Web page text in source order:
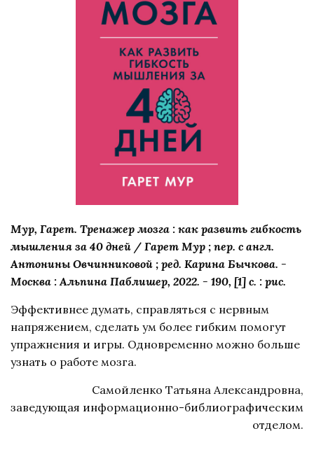
Мур, Гарет. Тренажер мозга : как развить гибкость
мышления за 40 дней / Гарет Мур ; пер. с англ.
Антонины Овчинниковой ; ред. Карина Бычкова. -
Москва : Альпина Паблишер, 2022. - 190, [1] с. : рис.
Эффективнее думать, справляться с нервным
напряжением, сделать ум более гибким помогут
упражнения и игры. Одновременно можно больше
узнать о работе мозга.
Самойленко Татьяна Александровна,
заведующая информационно-библиографическим
отделом.